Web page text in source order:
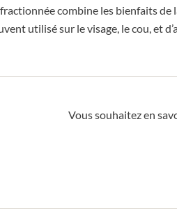
combine les bienfaits
utilisé sur le visage, le cou, et
Vous souhaitez en